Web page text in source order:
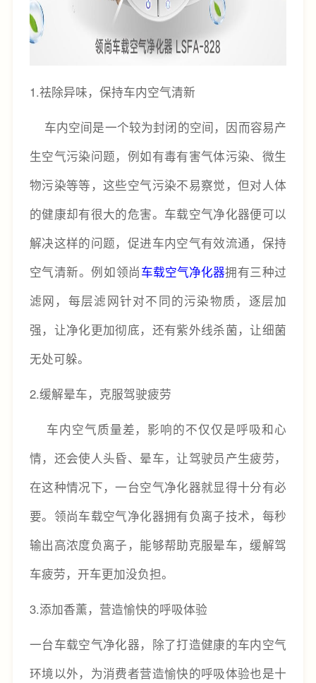
1.祛除异味，保持车内空气清新
车内空间是一个较为封闭的空间，因而容易产
生空气污染问题，例如有毒有害气体污染、微生
物污染等等，这些空气污染不易察觉，但对人体
的健康却有很大的危害。车载空气净化器便可以
解决这样的问题，促进车内空气有效流通，保持
空气清新。例如领尚车载空气净化器拥有三种过
滤网，每层滤网针对不同的污染物质，逐层加
强，让净化更加彻底，还有紫外线杀菌，让细菌
无处可躲。
2.缓解晕车，克服驾驶疲劳
车内空气质量差，影响的不仅仅是呼吸和心
情，还会使人头昏、晕车，让驾驶员产生疲劳，
在这种情况下，一台空气净化器就显得十分有必
要。领尚车载空气净化器拥有负离子技术，每秒
输出高浓度负离子，能够帮助克服晕车，缓解驾
车疲劳，开车更加没负担。
3.添加香薰，营造愉快的呼吸体验
一台车载空气净化器，除了打造健康的车内空气
环境以外，为消费者营造愉快的呼吸体验也是十